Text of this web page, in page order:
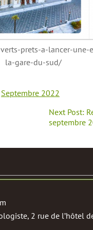
prets-a-lancer-
la-gare-du-sud/
Septembre 2022
Next Post:
septembre
2 rue de l’hôtel